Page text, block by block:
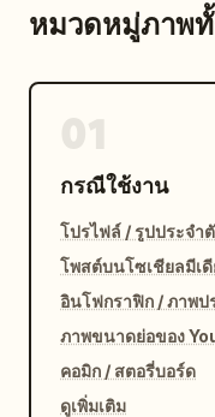
หมวดหมู่ภาพ
กรณีใช้งาน
โปรไฟล์ / รูปประจำ
โพสต์บนโซเชียลมีเ
อินโฟกราฟิก / ภาพป
ภาพขนาดย่อของ
คอมิก / สตอรี่บอร์ด
ดูเพิ่มเติม